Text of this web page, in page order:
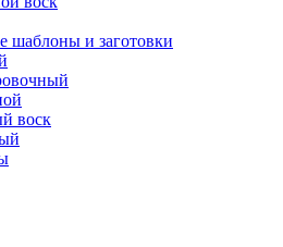
шаблоны и заготовки
воск